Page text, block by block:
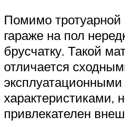
Помимо тротуарной
гараже на пол
брусчатку. Такой
отличается
эксплуатационными
характеристиками,
привлекателен